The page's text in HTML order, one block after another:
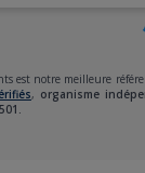
est notre meilleure
, organisme